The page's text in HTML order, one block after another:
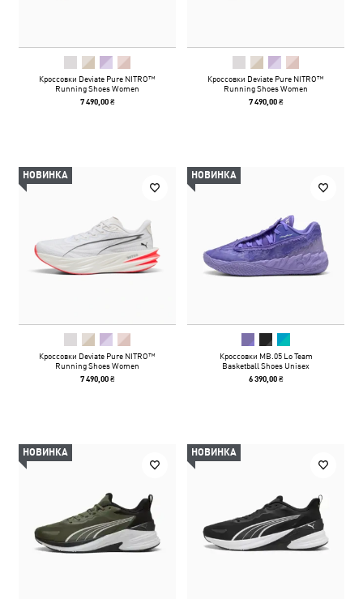
Кроссовки Deviate Pure NITRO™
Running Shoes Women
7 490,00 ₴
Кроссовки Deviate Pure NITRO™
Running Shoes Women
7 490,00 ₴
НОВИНКА
Кроссовки Deviate Pure NITRO™
Running Shoes Women
7 490,00 ₴
НОВИНКА
Кроссовки MB.05 Lo Team
Basketball Shoes Unisex
6 390,00 ₴
НОВИНКА НОВИНКА